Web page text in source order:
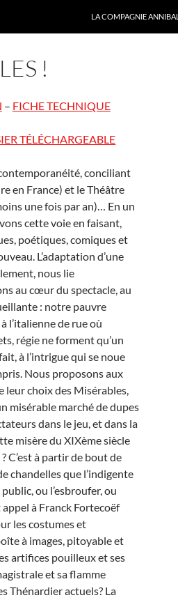
LA COMPAGNIE ANNIBAL
!
– FICHE TECHNIQUE
TÉLÉCHARGEABLE
conciliant
en France) et le Théâtre
une fois par an)… En un
cette voie en faisant,
poétiques, comiques et
L’adaptation d’une
nous lie
au cœur du spectacle, au
: notre pauvre
l’italienne de rue où
régie ne forment qu’un
à l’intrigue qui se noue
Nous proposons aux
leur choix des Misérables,
misérable marché de dupes
dans le jeu, et dans la
misère du XIXème siècle
C’est à partir de bout de
chandelles que l’indigente
ou l’esbroufer, ou
à Franck Fortecoëf
les costumes et
à images, pitoyable et
artifices pouilleux et ses
et sa flamme
Thénardier actuels? La